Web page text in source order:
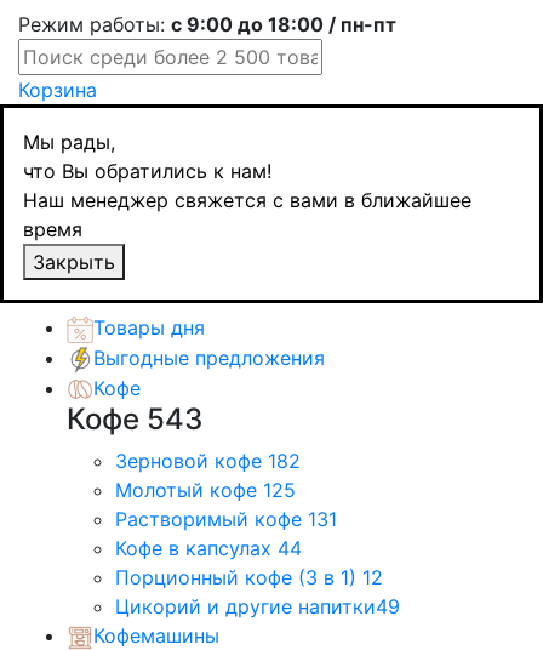
Режим работы: с 9:00 до 18:00 / пн-пт
Корзина
Мы рады,
что Вы обратились к нам!
Наш менеджер свяжется с вами в ближайшее
время
Закрыть
Кофе
Цикорий и другие напитки
Доброе утро цикорий Капучино, 80 гр
Назадтоваров
Каталог товаров
Товары дня
Выгодные предложения
Кофе
Кофе 543
Зерновой кофе 182
Молотый кофе 125
Растворимый кофе 131
Кофе в капсулах 44
Порционный кофе (3 в 1) 12
Цикорий и другие напитки49
Кофемашины